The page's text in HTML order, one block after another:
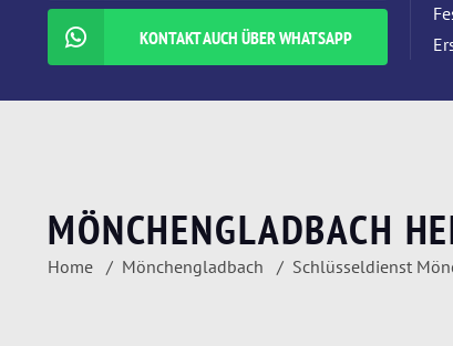
KONTAKT AUCH ÜBER WHATSAPP
MÖNCHENGLADBACH
Home Mönchengladbach Schlüsseldienst